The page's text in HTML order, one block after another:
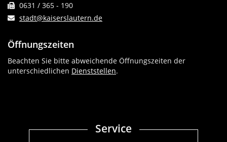
0631 / 365 - 190
stadt@kaiserslautern.de
Öffnungszeiten
Beachten Sie bitte abweichende Öffnungszeiten der
unterschiedlichen Dienststellen.
Service